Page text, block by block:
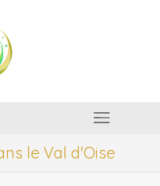
le Val d'Oise